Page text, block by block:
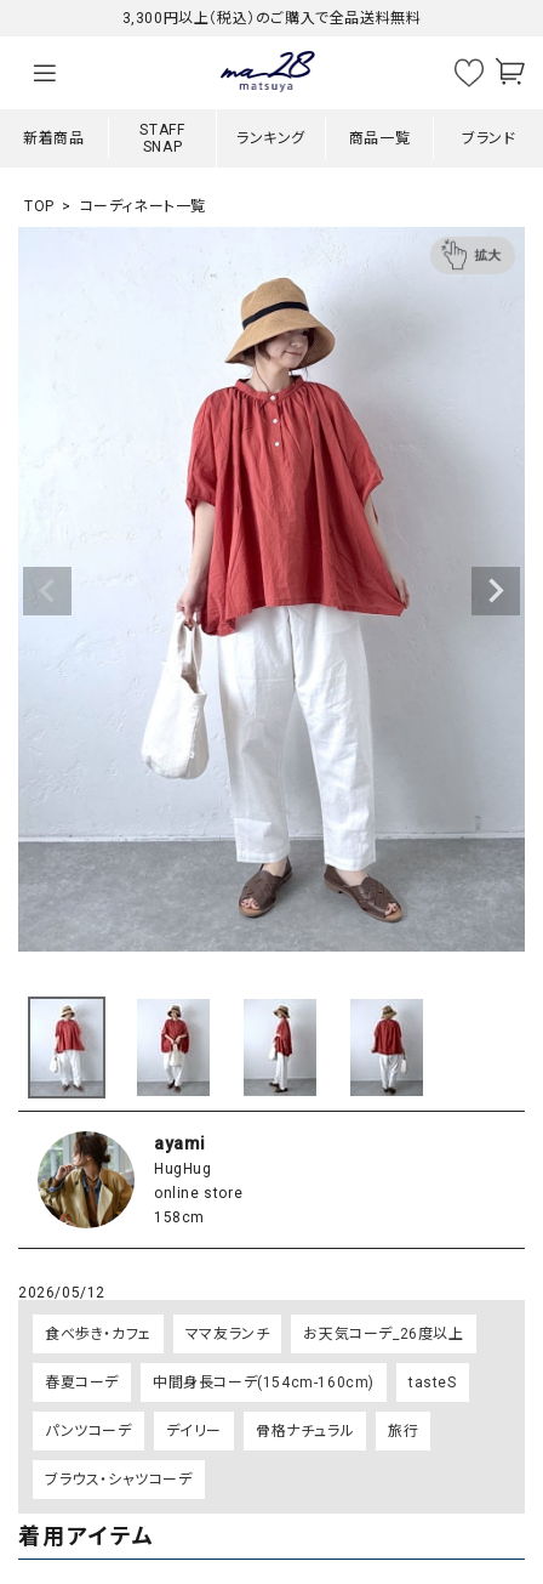
3,300円以上（税込）のご購入で全品送料無料
新着商品
STAFF
SNAP
ランキング 商品一覧 ブランド
TOP コーディネート一覧
ayami
HugHug
online store
158cm
2026/05/12
食べ歩き・カフェ ママ友ランチ お天気コーデ_26度以上
春夏コーデ 中間身長コーデ(154cm-160cm) tasteS
パンツコーデ デイリー 骨格ナチュラル 旅行
ブラウス・シャツコーデ
着用アイテム